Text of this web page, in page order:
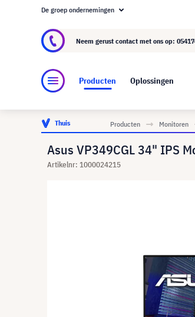
Over visunext.nl
De groep ondernemingen
Neem gerust contact met ons op:
Producten Oplossingen
Thuis Producten Monitoren
Asus VP349CGL 34" IPS
Artikelnr: 1000024215